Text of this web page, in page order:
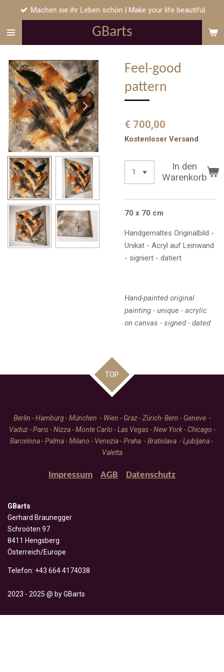
springen
GBarts
Machen sie ihr Leben schön | Make your life beautiful
Feel-good
pattern
€ 700,00
Kostenloser Versand
In den
Warenkorb
70 x 70 cm
Handgemaltes Originalbild -
Unikat - Acryl auf Leinwand
- signiert - datiert
Hand-painted original
painting - unique - acrylic
on canvas - signed - dated
TOP
Berlin - Hamburg - München - Wien - Graz - Zürich- Bern - Geneve -
Vaduz - Paris - Nizza - Monte Carlo - Las Vegas - New York - Chicago -
Barcelona - Palma - Milano - Venezia - Praha - Bratislava - Ljubljana -
Valetta
Impressum AGB Datenschutz
GBarts
Gerhard Braunegger
Schroöten 97
8411 Hengsberg
Österreich/Europe
Telefon: +43 664 4174038
2023 - 2025 @ by GBarts